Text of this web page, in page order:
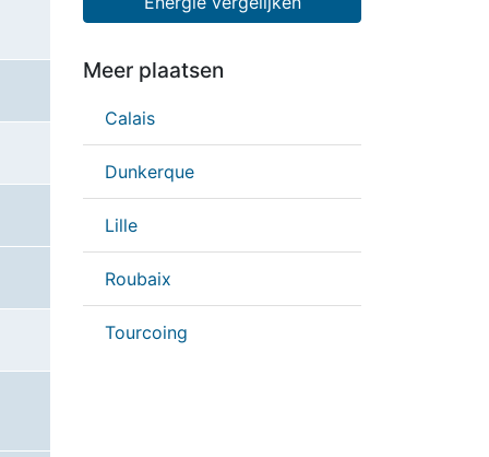
Meer plaatsen
Calais
Dunkerque
Lille
Roubaix
Tourcoing